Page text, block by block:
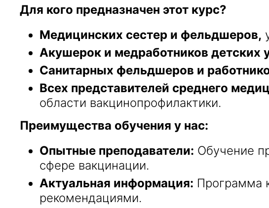
Для кого предназначен этот курс?
Медицинских сестер и фельдшеров,
Акушерок и медработников детских
Санитарных фельдшеров и
Всех представителей среднего
области вакцинопрофилактики.
Преимущества обучения у нас:
Опытные преподаватели: Обучение
сфере вакцинации.
Актуальная информация: Программа
рекомендациями.